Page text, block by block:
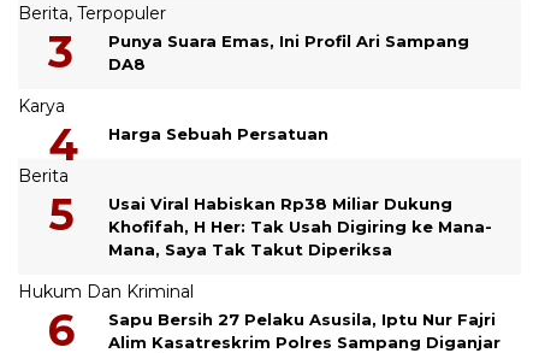
Berita, Terpopuler
Punya Suara Emas, Ini Profil Ari Sampang
DA8
Karya
Harga Sebuah Persatuan
Berita
Usai Viral Habiskan Rp38 Miliar Dukung
Khofifah, H Her: Tak Usah Digiring ke Mana-
Mana, Saya Tak Takut Diperiksa
Hukum Dan Kriminal
Sapu Bersih 27 Pelaku Asusila, Iptu Nur Fajri
Alim Kasatreskrim Polres Sampang Diganjar